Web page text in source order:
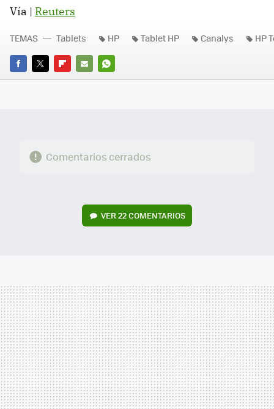
Vía | Reuters
FACEBOOK
TWITTERFLIPBOARD
E-
WHATSAPP
TEMAS Tablets HP Tablet HP Canalys HP
Comentarios cerrados
VER22 COMENTARIOS